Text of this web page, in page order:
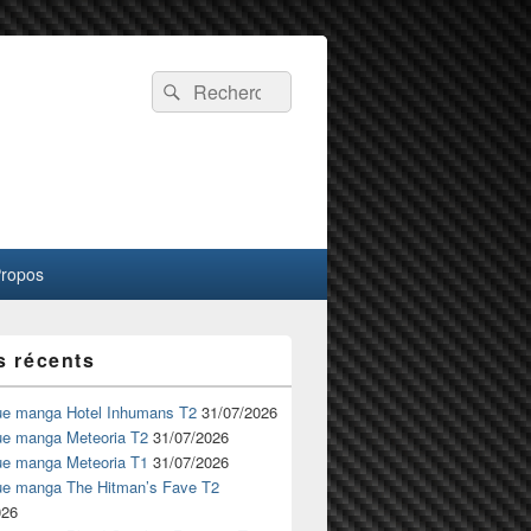
Recherche :
Rechercher
récents
manga Hotel Inhumans T2 31/07/2026
manga Meteoria T2 31/07/2026
manga Meteoria T1 31/07/2026
manga The Hitman’s Fave T2